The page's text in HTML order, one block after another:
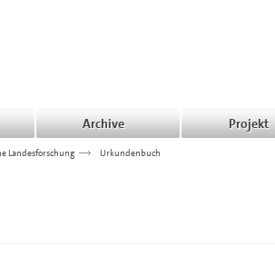
Archive Projekt
Landesforschung >>> Urkundenbuch